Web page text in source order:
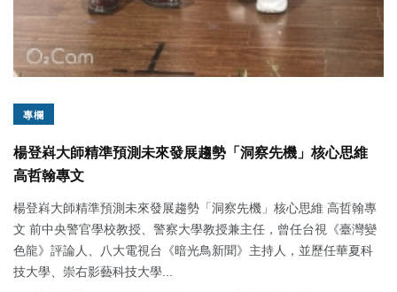
專欄
楊登嵙大師精準預測未來發展趨勢「洞察先機」核心思維
高哲翰專文
楊登嵙大師精準預測未來發展趨勢「洞察先機」核心思維 高哲翰專
文 前中央警官學校教授、警察大學教授兼主任，曾任台視《臺灣變
色龍》評論人、八大電視台《暗光鳥新聞》主持人，並歷任華夏科
技大學、崇右影藝科技大學...